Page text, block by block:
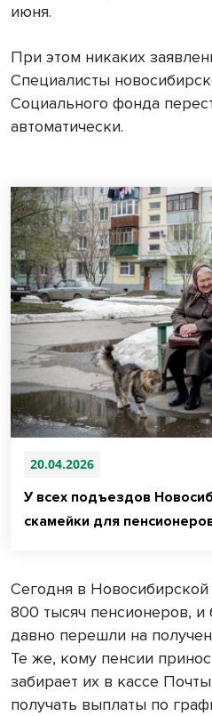
июня.
При этом никаких
Специалисты
Социального фонда
автоматически.
20.04.2026
У всех подъездов
скамейки для
Сегодня в Новосибирской
800 тысяч пенсионеров, и
давно перешли на
Те же, кому пенсии
забирает их в кассе
получать выплаты по